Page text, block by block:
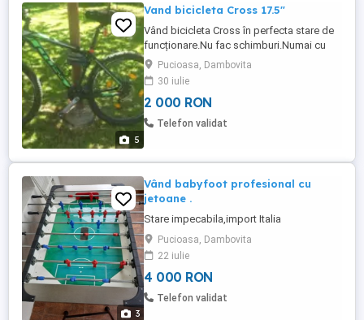
5
Vand bicicleta Cross 17.5"
Vând bicicleta Cross în perfecta stare de
funcționare.Nu fac schimburi.Numai cu
ridicare personala.
Pucioasa, Dambovita
30 iulie
2 000 RON
Telefon validat
3
Vând babyfoot profesional cu
jetoane .
Stare impecabila,import Italia
Pucioasa, Dambovita
22 iulie
4 000 RON
Telefon validat